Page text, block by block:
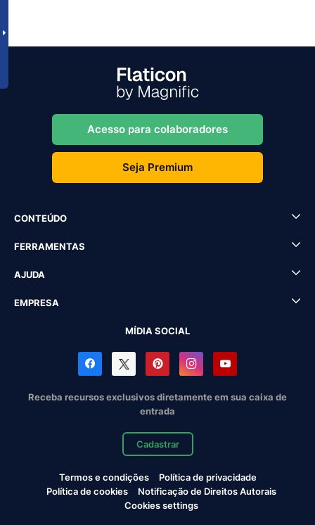
Acesso para colaboradores
Seja Premium
CONTEÚDO
FERRAMENTAS
AJUDA
EMPRESA
MÍDIA SOCIAL
Receba recursos exclusivos diretamente em sua caixa de
entrada
Cadastrar
Termos e condições
Política de privacidade
Política de cookies
Notificação de Direitos Autorais
Cookies settings